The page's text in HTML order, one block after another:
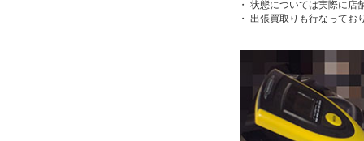
・ 状態については実際に
・ 出張買取りも行なってお